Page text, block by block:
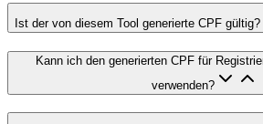
Ist der von diesem Tool generierte CPF gültig?
Kann ich den generierten CPF für
verwenden?